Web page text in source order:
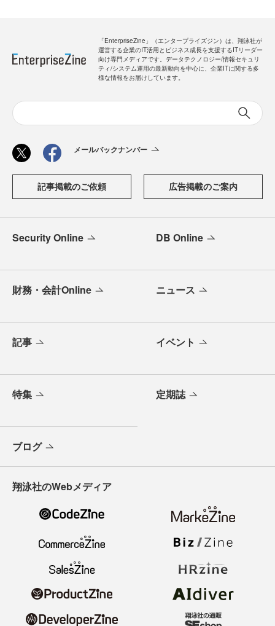
「EnterpriseZine」（エンタープライズジン）は、翔泳社が
運営する企業のIT活用とビジネス成長を支援するITリーダー
向け専門メディアです。データテクノロジー/情報セキュリ
ティ/システム運用の最新動向を中心に、企業ITに関する多
様な情報をお届けしています。
メールバックナンバー
記事掲載のご依頼 広告掲載のご案内
Security Online DB Online
財務・会計Online ニュース
記事 イベント
特集 定期誌
ブログ
翔泳社のWebメディア